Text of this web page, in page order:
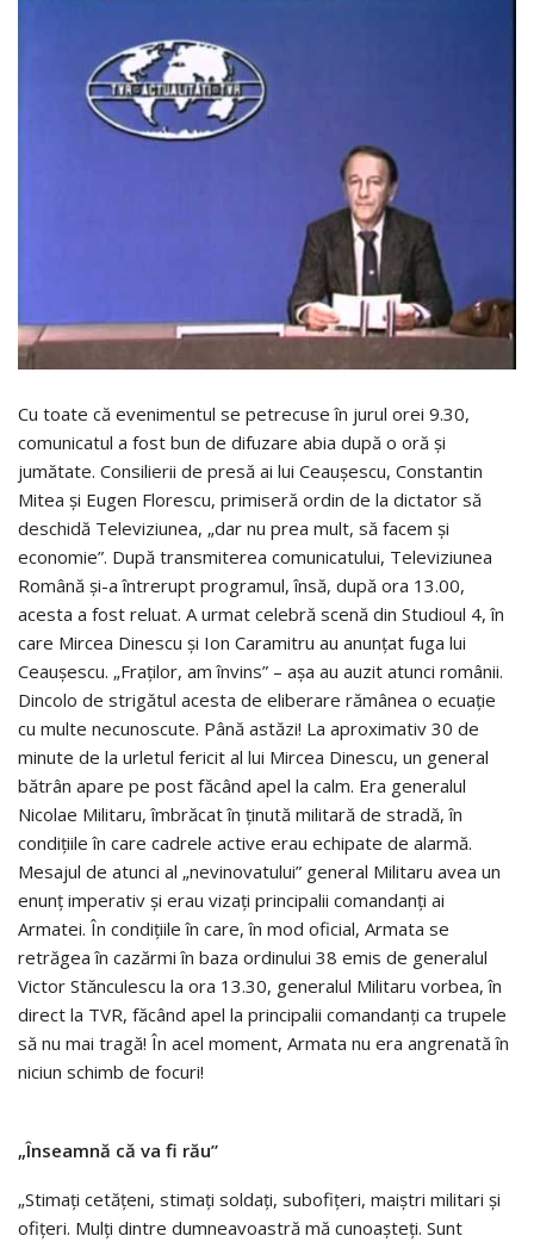
Cu toate că evenimentul se petrecuse în jurul orei 9.30,
comunicatul a fost bun de difuzare abia după o oră şi
jumătate. Consilierii de presă ai lui Ceauşescu, Constantin
Mitea şi Eugen Florescu, primiseră ordin de la dictator să
deschidă Televiziunea, „dar nu prea mult, să facem şi
economie”. După transmiterea comunicatului, Televiziunea
Română şi-a întrerupt programul, însă, după ora 13.00,
acesta a fost reluat. A urmat celebră scenă din Studioul 4, în
care Mircea Dinescu şi Ion Caramitru au anunţat fuga lui
Ceauşescu. „Fraţilor, am învins” – aşa au auzit atunci românii.
Dincolo de strigătul acesta de eliberare rămânea o ecuaţie
cu multe necunoscute. Până astăzi! La aproximativ 30 de
minute de la urletul fericit al lui Mircea Dinescu, un general
bătrân apare pe post făcând apel la calm. Era generalul
Nicolae Militaru, îmbrăcat în ţinută militară de stradă, în
condiţiile în care cadrele active erau echipate de alarmă.
Mesajul de atunci al „nevinovatului” general Militaru avea un
enunţ imperativ şi erau vizaţi principalii comandanţi ai
Armatei. În condiţiile în care, în mod oficial, Armata se
retrăgea în cazărmi în baza ordinului 38 emis de generalul
Victor Stănculescu la ora 13.30, generalul Militaru vorbea, în
direct la TVR, făcând apel la principalii comandanţi ca trupele
să nu mai tragă! În acel moment, Armata nu era angrenată în
niciun schimb de focuri!
„Înseamnă că va fi rău”
„Stimaţi cetăţeni, stimaţi soldaţi, subofiţeri, maiştri militari şi
ofiţeri. Mulţi dintre dumneavoastră mă cunoaşteţi. Sunt